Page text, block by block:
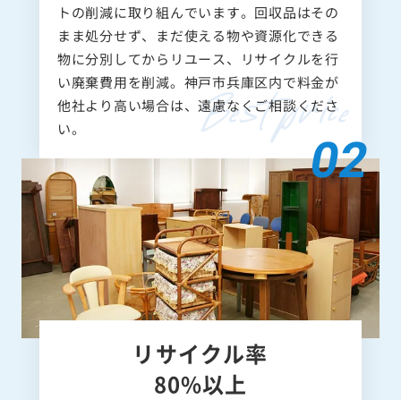
トの削減に取り組んでいます。回収品はその
まま処分せず、まだ使える物や資源化できる
物に分別してからリユース、リサイクルを行
い廃棄費用を削減。神戸市兵庫区内で料金が
他社より高い場合は、遠慮なくご相談くださ
い。
リサイクル率
80%以上